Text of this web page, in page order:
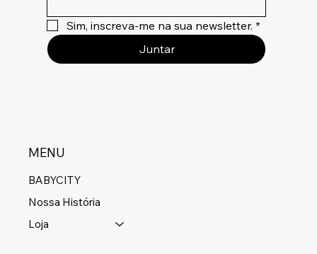
Sim, inscreva-me na sua newsletter. *
Juntar
MENU
BABYCITY
Nossa História
Loja